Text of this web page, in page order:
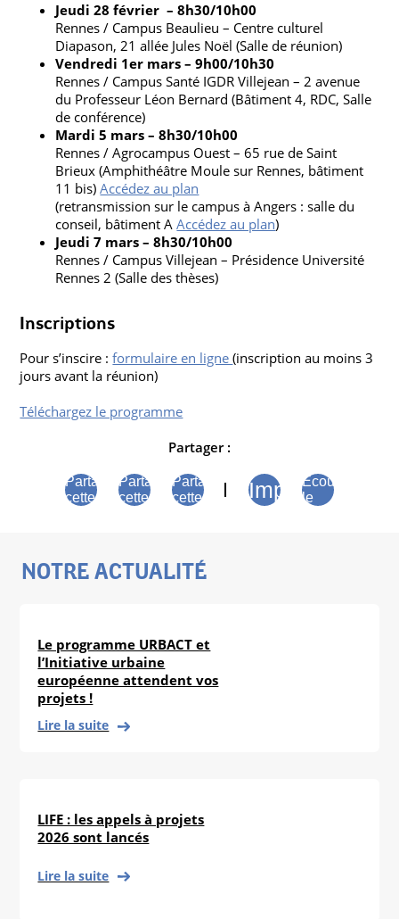
Jeudi 28 février – 8h30/10h00
Rennes / Campus Beaulieu – Centre culturel
Diapason, 21 allée Jules Noël (Salle de réunion)
Vendredi 1er mars – 9h00/10h30
Rennes / Campus Santé IGDR Villejean – 2 avenue
du Professeur Léon Bernard (Bâtiment 4, RDC, Salle
de conférence)
Mardi 5 mars – 8h30/10h00
Rennes / Agrocampus Ouest – 65 rue de Saint
Brieux (Amphithéâtre Moule sur Rennes, bâtiment
11 bis)Accédez au plan
(retransmission sur le campus à Angers : salle du
conseil, bâtiment AAccédez au plan)
Jeudi 7 mars – 8h30/10h00
Rennes / Campus Villejean – Présidence Université
Rennes 2 (Salle des thèses)
Inscriptions
Pour s’inscire :formulaire en ligne(inscription au moins 3
jours avant la réunion)
Téléchargez le programme
Partager :
Partager
cette
Partager
cette
Partager
cette
Imprimer
Écouter
le
NOTRE ACTUALITÉ
Le programme URBACT et
l’Initiative urbaine
européenne attendent vos
projets !
Lire la suite
LIFE : les appels à projets
2026 sont lancés
Lire la suite